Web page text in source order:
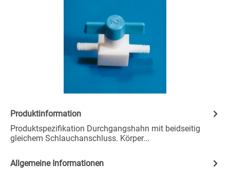
Produktinformation
Produktspezifikation Durchgangshahn mit beidseitig
gleichem Schlauchanschluss. Körper...
Allgemeine Informationen